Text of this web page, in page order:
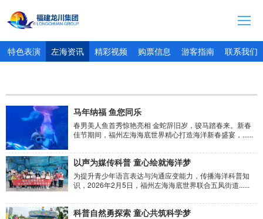
首页
资讯动态
旗下产业
联系方式
人才招聘
福州左海海底世界
特色表演 左海资讯 精彩视频 购票信息 游客指南 联系我们
马年纳福 鱼您同乐
春男美人鱼首秀惊艳亮相 金蛇辞旧岁，骏马踏春来。新春
佳节期间，福州左海海底世界精心打造海洋新春盛宴，......
以声为媒传科普 童心绘就海洋梦
为提升青少年语言表达与沟通应变能力，传播海洋科普知
识，2026年2月5日，福州左海海底世界联合五凤街道......
科普自然勇探索 童心共筑科学梦